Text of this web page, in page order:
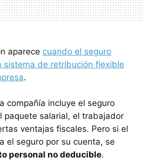
aparece cuando el seguro
sistema de retribución flexible
.
compañía incluye el seguro
paquete salarial, el trabajador
ventajas fiscales. Pero si el
el seguro por su cuenta, se
personal no deducible.